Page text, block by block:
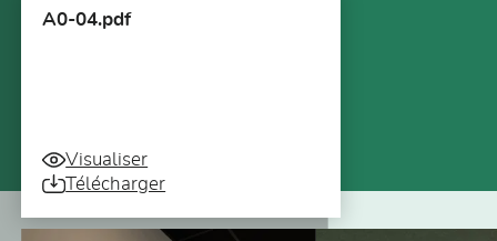
A0-04.pdf
Visualiser
Télécharger